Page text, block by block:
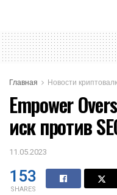
Главная Новости
Empower
иск против
11.05.2023
153
SHARES